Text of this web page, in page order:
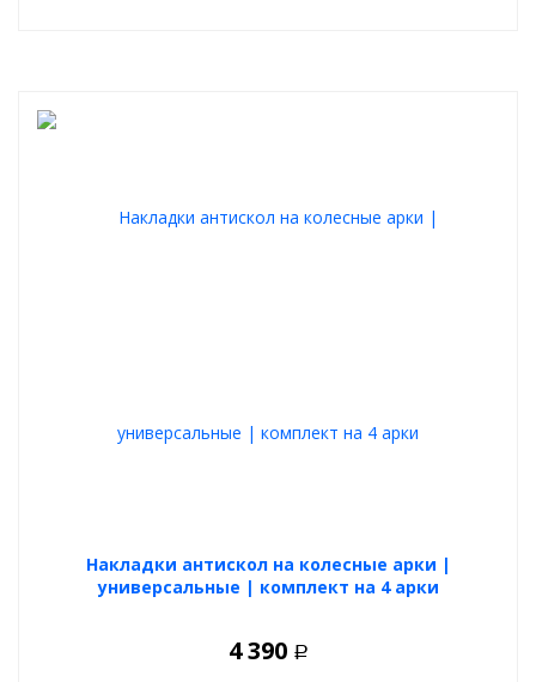
Накладки антискол на колесные арки |
универсальные | комплект на 4 арки
4 390 Р